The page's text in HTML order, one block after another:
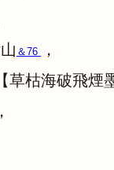
＆76
，
【草枯海破飛煙
，